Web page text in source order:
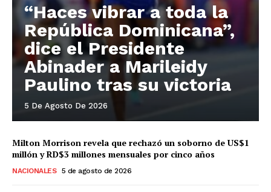
“Haces vibrar a toda la
República Dominicana”,
dice el Presidente
Abinader a Marileidy
Paulino tras su victoria
5 De Agosto De 2026
Milton Morrison revela que rechazó un soborno de US$1
millón y RD$3 millones mensuales por cinco años
NACIONALES 5 de agosto de 2026